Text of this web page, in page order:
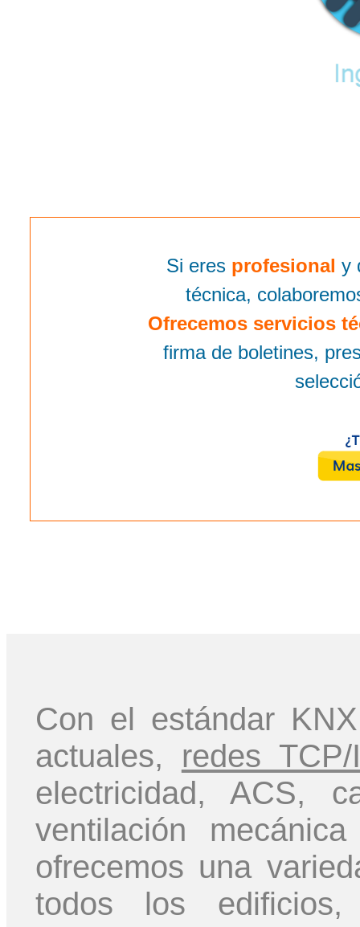
Si eres profesional y
técnica,
Ofrecemos servicios
firma de boletines,
Con el estándar
actuales, redes TCP/
electricidad, ACS,
ventilación
ofrecemos una
todos los edificios,